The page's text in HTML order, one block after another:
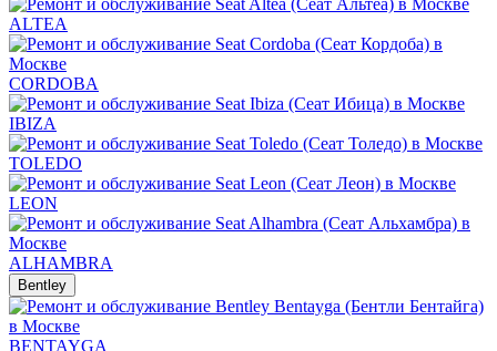
ALTEA
CORDOBA
IBIZA
TOLEDO
LEON
ALHAMBRA
Bentley
BENTAYGA